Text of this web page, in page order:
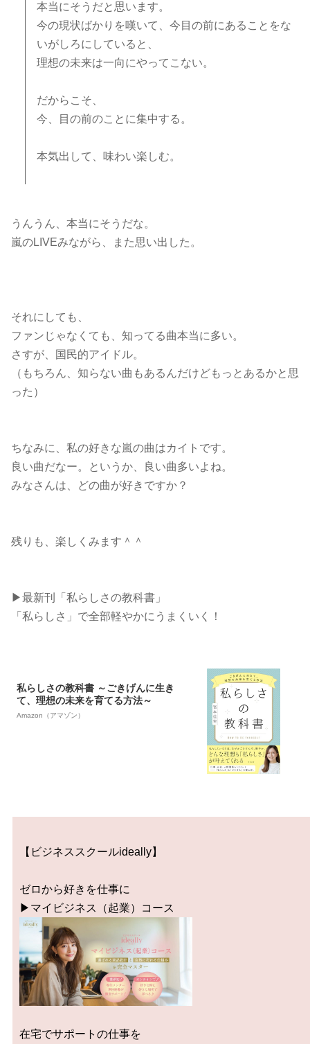
本当にそうだと思います。
今の現状ばかりを嘆いて、今目の前にあることをな
いがしろにしていると、
理想の未来は一向にやってこない。
だからこそ、
今、目の前のことに集中する。
本気出して、味わい楽しむ。
うんうん、本当にそうだな。
嵐のLIVEみながら、また思い出した。
それにしても、
ファンじゃなくても、知ってる曲本当に多い。
さすが、国民的アイドル。
（もちろん、知らない曲もあるんだけどもっとあるかと思
った）
ちなみに、私の好きな嵐の曲はカイトです。
良い曲だなー。というか、良い曲多いよね。
みなさんは、どの曲が好きですか？
残りも、楽しくみます＾＾
▶︎最新刊「私らしさの教科書」
「私らしさ」で全部軽やかにうまくいく！
私らしさの教科書 ～ごきげんに生き
て、理想の未来を育てる方法～
Amazon（アマゾン）
【ビジネススクールideally】
ゼロから好きを仕事に
▶︎マイビジネス（起業）コース
在宅でサポートの仕事を